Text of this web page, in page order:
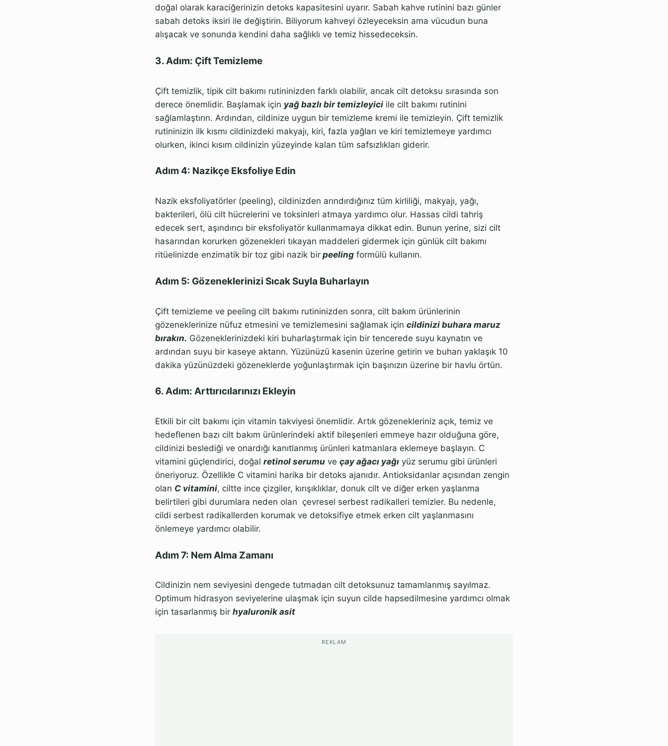
doğal olarak karaciğerinizin detoks kapasitesini uyarır. Sabah kahve rutinini bazı günler
sabah detoks iksiri ile değiştirin. Biliyorum kahveyi özleyeceksin ama vücudun buna
alışacak ve sonunda kendini daha sağlıklı ve temiz hissedeceksin.
3. Adım: Çift Temizleme
Çift temizlik, tipik cilt bakımı rutininizden farklı olabilir, ancak cilt detoksu sırasında son
derece önemlidir. Başlamak için yağ bazlı bir temizleyici ile cilt bakımı rutinini
sağlamlaştırın. Ardından, cildinize uygun bir temizleme kremi ile temizleyin. Çift temizlik
rutininizin ilk kısmı cildinizdeki makyajı, kiri, fazla yağları ve kiri temizlemeye yardımcı
olurken, ikinci kısım cildinizin yüzeyinde kalan tüm safsızlıkları giderir.
Adım 4: Nazikçe Eksfoliye Edin
Nazik eksfoliyatörler (peeling), cildinizden arındırdığınız tüm kirliliği, makyajı, yağı,
bakterileri, ölü cilt hücrelerini ve toksinleri atmaya yardımcı olur. Hassas cildi tahriş
edecek sert, aşındırıcı bir eksfoliyatör kullanmamaya dikkat edin. Bunun yerine, sizi cilt
hasarından korurken gözenekleri tıkayan maddeleri gidermek için günlük cilt bakımı
ritüelinizde enzimatik bir toz gibi nazik bir peeling formülü kullanın.
Adım 5: Gözeneklerinizi Sıcak Suyla Buharlayın
Çift temizleme ve peeling cilt bakımı rutininizden sonra, cilt bakım ürünlerinin
gözeneklerinize nüfuz etmesini ve temizlemesini sağlamak için cildinizi buhara maruz
bırakın. Gözeneklerinizdeki kiri buharlaştırmak için bir tencerede suyu kaynatın ve
ardından suyu bir kaseye aktarın. Yüzünüzü kasenin üzerine getirin ve buharı yaklaşık 10
dakika yüzünüzdeki gözeneklerde yoğunlaştırmak için başınızın üzerine bir havlu örtün.
6. Adım: Arttırıcılarınızı Ekleyin
Etkili bir cilt bakımı için vitamin takviyesi önemlidir. Artık gözenekleriniz açık, temiz ve
hedeflenen bazı cilt bakım ürünlerindeki aktif bileşenleri emmeye hazır olduğuna göre,
cildinizi beslediği ve onardığı kanıtlanmış ürünleri katmanlara eklemeye başlayın. C
vitamini güçlendirici, doğal retinol serumu ve çay ağacı yağı yüz serumu gibi ürünleri
öneriyoruz. Özellikle C vitamini harika bir detoks ajanıdır. Antioksidanlar açısından zengin
olan C vitamini, ciltte ince çizgiler, kırışıklıklar, donuk cilt ve diğer erken yaşlanma
belirtileri gibi durumlara neden olan çevresel serbest radikalleri temizler. Bu nedenle,
cildi serbest radikallerden korumak ve detoksifiye etmek erken cilt yaşlanmasını
önlemeye yardımcı olabilir.
Adım 7: Nem Alma Zamanı
Cildinizin nem seviyesini dengede tutmadan cilt detoksunuz tamamlanmış sayılmaz.
Optimum hidrasyon seviyelerine ulaşmak için suyun cilde hapsedilmesine yardımcı olmak
için tasarlanmış bir hyaluronik asit
REKLAM